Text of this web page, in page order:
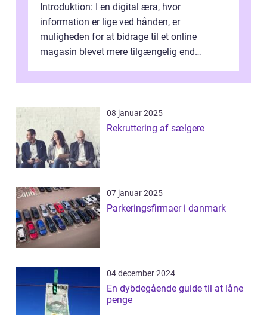
Introduktion: I en digital æra, hvor
information er lige ved hånden, er
muligheden for at bidrage til et online
magasin blevet mere tilgængelig end
magas...
08 januar 2025
Rekruttering af sælgere
07 januar 2025
Parkeringsfirmaer i danmark
04 december 2024
En dybdegående guide til at låne
penge